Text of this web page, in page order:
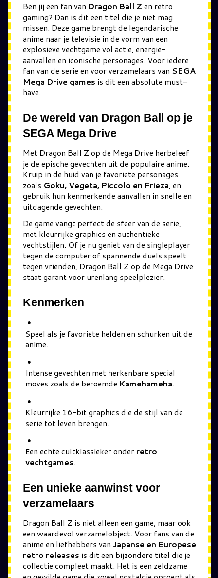
Ben jij een fan van Dragon Ball Z en retro
gaming? Dan is dit een titel die je niet mag
missen. Deze game brengt de legendarische
anime naar je televisie in de vorm van een
explosieve vechtgame vol actie, energie-
aanvallen en iconische personages. Voor iedere
fan van de serie en voor verzamelaars van SEGA
Mega Drive games is dit een absolute must-
have.
De wereld van Dragon Ball op je
SEGA Mega Drive
Met Dragon Ball Z op de Mega Drive herbeleef
je de epische gevechten uit de populaire anime.
Kruip in de huid van je favoriete personages
zoals Goku, Vegeta, Piccolo en Frieza , en
gebruik hun kenmerkende aanvallen in snelle en
uitdagende gevechten.
De game vangt perfect de sfeer van de serie,
met kleurrijke graphics en authentieke
vechtstijlen. Of je nu geniet van de singleplayer
tegen de computer of spannende duels speelt
tegen vrienden, Dragon Ball Z op de Mega Drive
staat garant voor urenlang speelplezier.
Kenmerken
Speel als je favoriete helden en schurken uit de
anime.
Intense gevechten met herkenbare special
moves zoals de beroemde Kamehameha.
Kleurrijke 16-bit graphics die de stijl van de
serie tot leven brengen.
Een echte cultklassieker onder retro
vechtgames.
Een unieke aanwinst voor
verzamelaars
Dragon Ball Z is niet alleen een game, maar ook
een waardevol verzamelobject. Voor fans van de
anime en liefhebbers van Japanse en Europese
retro releases is dit een bijzondere titel die je
collectie compleet maakt. Het is een zeldzame